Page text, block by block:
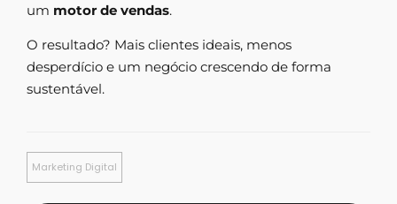
um motor de vendas.
O resultado? Mais clientes ideais, menos
desperdício e um negócio crescendo de forma
sustentável.
Marketing Digital